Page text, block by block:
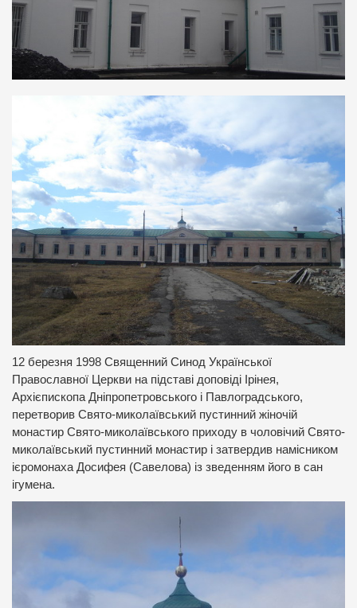
12 березня 1998 Священний Синод Української
Православної Церкви на підставі доповіді Ірінея,
Архієпископа Дніпропетровського і Павлоградського,
перетворив Свято-миколаївський пустинний жіночій
монастир Свято-миколаївського приходу в чоловічий Свято-
миколаївський пустинний монастир і затвердив намісником
ієромонаха Досифея (Савелова) із зведенням його в сан
ігумена.